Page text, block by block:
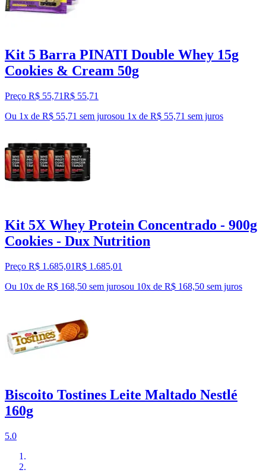
Kit 5 Barra PINATI Double Whey 15g
Cookies & Cream 50g
Preço R$ 55,71R$ 55,71
Ou 1x de R$ 55,71 sem jurosou 1x de R$ 55,71 sem juros
Kit 5X Whey Protein Concentrado - 900g
Cookies - Dux Nutrition
Preço R$ 1.685,01R$ 1.685,01
Ou 10x de R$ 168,50 sem jurosou 10x de R$ 168,50 sem juros
Biscoito Tostines Leite Maltado Nestlé
160g
5.0